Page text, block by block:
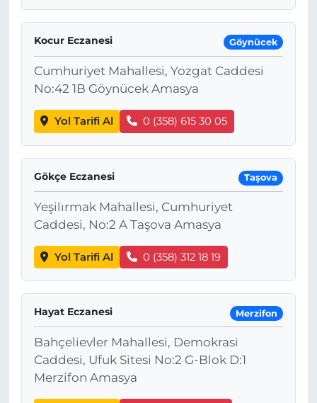
Kocur Eczanesi Göynücek
Cumhuriyet Mahallesi, Yozgat Caddesi
No:42 1B Göynücek Amasya
Yol Tarifi Al 0 (358) 615 30 05
Gökçe Eczanesi Taşova
Yeşilırmak Mahallesi, Cumhuriyet
Caddesi, No:2 A Taşova Amasya
Yol Tarifi Al 0 (358) 312 18 19
Hayat Eczanesi Merzifon
Bahçelievler Mahallesi, Demokrasi
Caddesi, Ufuk Sitesi No:2 G-Blok D:1
Merzifon Amasya